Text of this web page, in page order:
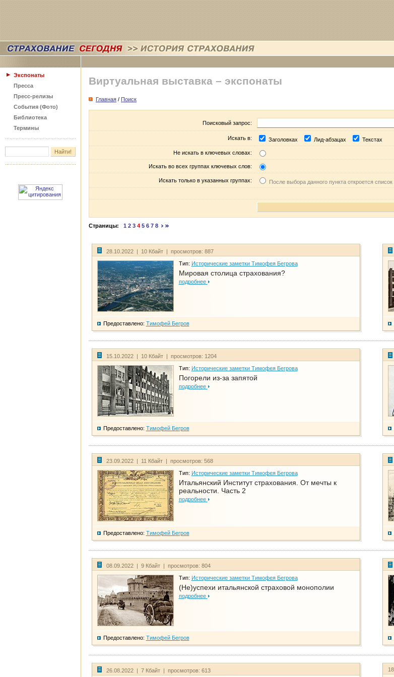
Экспонаты
Пресса
Пресс-релизы
События (Фото)
Библиотека
Термины
Виртуальная выставка – экспонаты
Главная / Поиск
Поисковый запрос:
Искать в: Заголовках Лид-абзацах Текстах
Не искать в ключевых словах:
Искать во всех группах ключевых слов:
Искать только в указанных группах: После выбора данного пункта откроется список
Страницы: 1 2 3 4 5 6 7 8
28.10.2022 | 10 Кбайт | просмотров: 887
Тип: Исторические заметки Тимофея Бегрова
Мировая столица страхования?
подробнее
Предоставлено: Тимофей Бегров
15.10.2022 | 10 Кбайт | просмотров: 1204
Тип: Исторические заметки Тимофея Бегрова
Погорели из-за запятой
подробнее
Предоставлено: Тимофей Бегров
23.09.2022 | 11 Кбайт | просмотров: 568
Тип: Исторические заметки Тимофея Бегрова
Итальянский Институт страхования. От мечты к
реальности. Часть 2
подробнее
Предоставлено: Тимофей Бегров
08.09.2022 | 9 Кбайт | просмотров: 804
Тип: Исторические заметки Тимофея Бегрова
(Не)успехи итальянской страховой монополии
подробнее
Предоставлено: Тимофей Бегров
26.08.2022 | 7 Кбайт | просмотров: 613